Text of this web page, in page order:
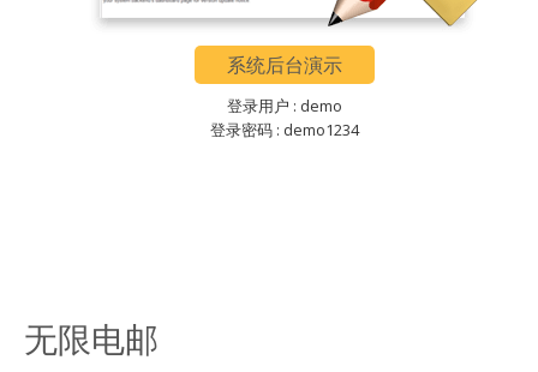
系统后台演示
登录用户 : demo
登录密码 : demo1234
无限电邮